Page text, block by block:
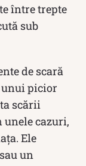
între trepte
sub
de scară
picior
scării
cazuri,
Ele
un